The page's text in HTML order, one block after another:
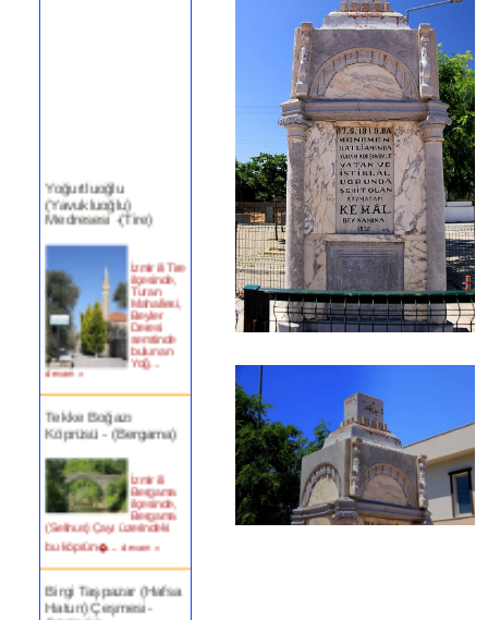
(Yavukluoğlu)
Medresesi -(Tire)
ilçesinde,
Turan
Mahallesi,
Beyler
Deresi
semtinde
bulunan
Yoğ...
devam »
Köprüsü - (Bergama)
Bergama
ilçesinde,
Bergama
(Selinus) Çayı üzerindeki
bu köprün�...
devam »
Hatun) Çeşmesi-
ÖDEMİŞ